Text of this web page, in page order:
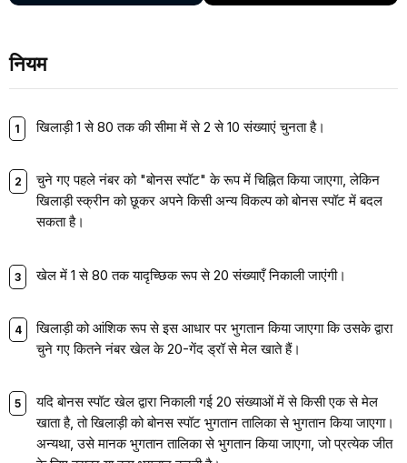
नियम
खिलाड़ी 1 से 80 तक की सीमा में से 2 से 10 संख्याएं चुनता है।
चुने गए पहले नंबर को "बोनस स्पॉट" के रूप में चिह्नित किया जाएगा, लेकिन
खिलाड़ी स्क्रीन को छूकर अपने किसी अन्य विकल्प को बोनस स्पॉट में बदल
सकता है।
खेल में 1 से 80 तक यादृच्छिक रूप से 20 संख्याएँ निकाली जाएंगी।
खिलाड़ी को आंशिक रूप से इस आधार पर भुगतान किया जाएगा कि उसके द्वारा
चुने गए कितने नंबर खेल के 20-गेंद ड्रॉ से मेल खाते हैं।
यदि बोनस स्पॉट खेल द्वारा निकाली गई 20 संख्याओं में से किसी एक से मेल
खाता है, तो खिलाड़ी को बोनस स्पॉट भुगतान तालिका से भुगतान किया जाएगा।
अन्यथा, उसे मानक भुगतान तालिका से भुगतान किया जाएगा, जो प्रत्येक जीत